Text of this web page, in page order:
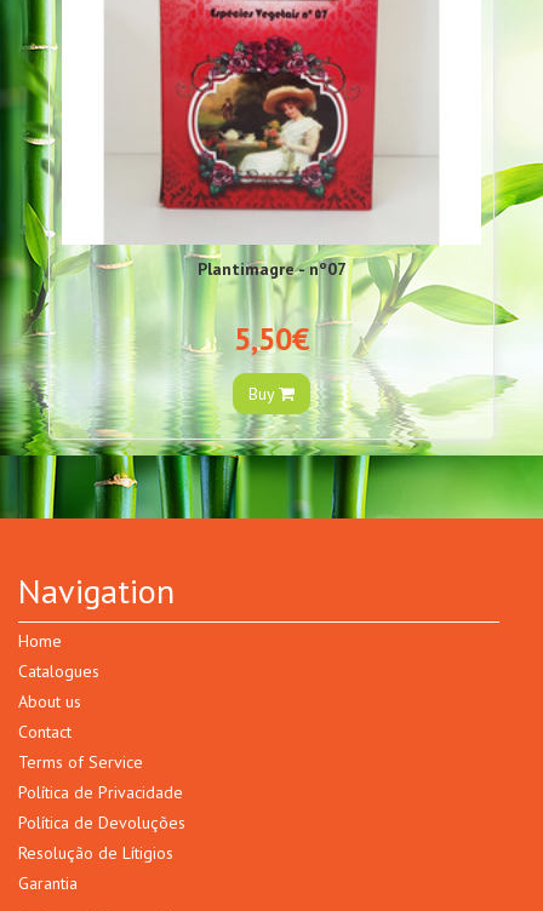
Plantimagre - nº07
5,50€
Buy
Navigation
Home
Catalogues
About us
Contact
Terms of Service
Política de Privacidade
Política de Devoluções
Resolução de Lítigios
Garantia